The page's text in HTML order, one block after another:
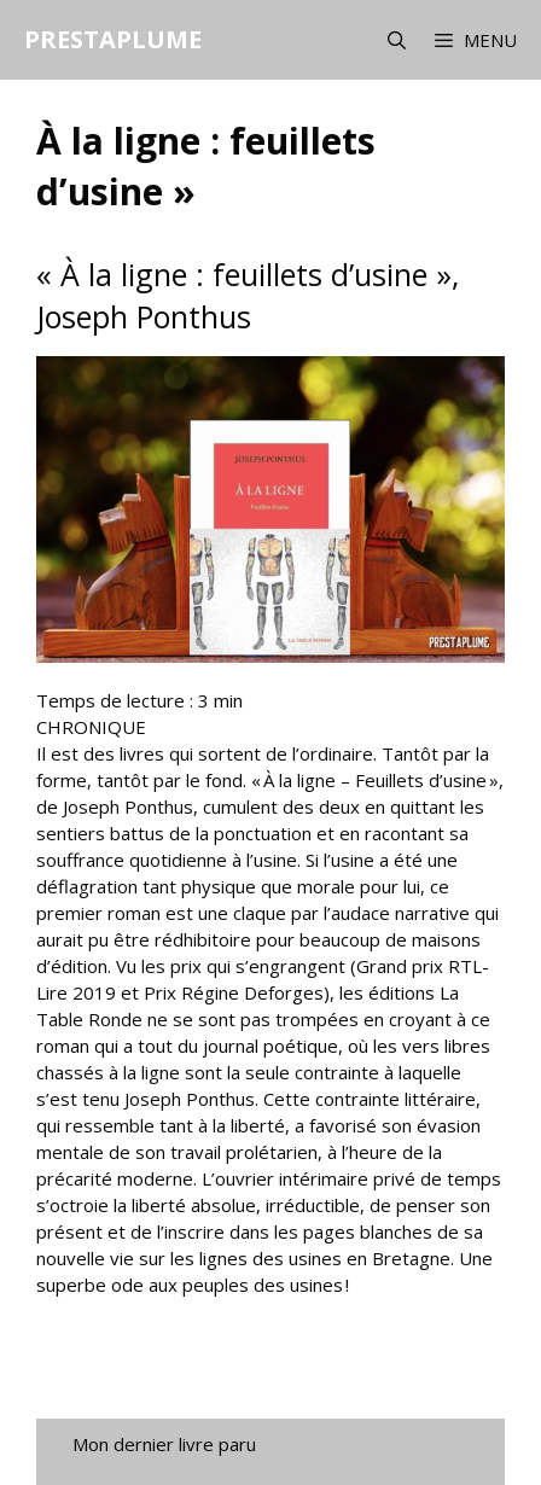
PRESTAPLUME MENU
À la ligne : feuillets
d’usine »
« À la ligne : feuillets d’usine »,
Joseph Ponthus
Temps de lecture : 3 min
CHRONIQUE
Il est des livres qui sortent de l’ordinaire. Tantôt par la
forme, tantôt par le fond. « À la ligne – Feuillets d’usine »,
de Joseph Ponthus, cumulent des deux en quittant les
sentiers battus de la ponctuation et en racontant sa
souffrance quotidienne à l’usine. Si l’usine a été une
déflagration tant physique que morale pour lui, ce
premier roman est une claque par l’audace narrative qui
aurait pu être rédhibitoire pour beaucoup de maisons
d’édition. Vu les prix qui s’engrangent (Grand prix RTL-
Lire 2019 et Prix Régine Deforges), les éditions La
Table Ronde ne se sont pas trompées en croyant à ce
roman qui a tout du journal poétique, où les vers libres
chassés à la ligne sont la seule contrainte à laquelle
s’est tenu Joseph Ponthus. Cette contrainte littéraire,
qui ressemble tant à la liberté, a favorisé son évasion
mentale de son travail prolétarien, à l’heure de la
précarité moderne. L’ouvrier intérimaire privé de temps
s’octroie la liberté absolue, irréductible, de penser son
présent et de l’inscrire dans les pages blanches de sa
nouvelle vie sur les lignes des usines en Bretagne. Une
superbe ode aux peuples des usines !
Mon dernier livre paru